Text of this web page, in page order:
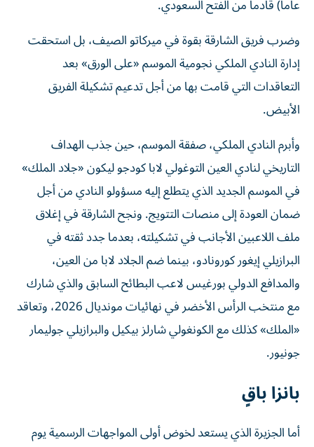
عاماً) قادماً من الفتح السعودي.
وضرب فريق الشارقة بقوة في ميركاتو الصيف، بل استحقت
إدارة النادي الملكي نجومية الموسم «على الورق» بعد
التعاقدات التي قامت بها من أجل تدعيم تشكيلة الفريق
الأبيض.
وأبرم النادي الملكي، صفقة الموسم، حين جذب الهداف
التاريخي لنادي العين التوغولي لابا كودجو ليكون «جلاد الملك»
في الموسم الجديد الذي يتطلع إليه مسؤولو النادي من أجل
ضمان العودة إلى منصات التتويج. ونجح الشارقة في إغلاق
ملف اللاعبين الأجانب في تشكيلته، بعدما جدد ثقته في
البرازيلي إيغور كورونادو، بينما ضم الجلاد لابا من العين،
والمدافع الدولي بورغيس لاعب البطائح السابق والذي شارك
مع منتخب الرأس الأخضر في نهائيات مونديال 2026، وتعاقد
«الملك» كذلك مع الكونغولي شارلز بيكيل والبرازيلي جوليمار
جونيور.
بانزا باقٍ
أما الجزيرة الذي يستعد لخوض أولى المواجهات الرسمية يوم